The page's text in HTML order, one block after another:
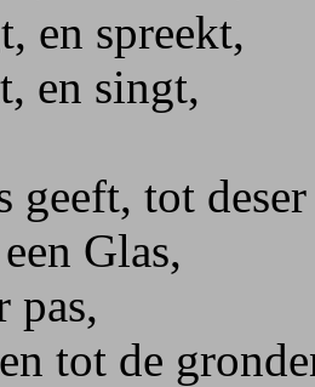
en spreekt,
en singt,
geeft, tot
Glas,
pas,
tot de